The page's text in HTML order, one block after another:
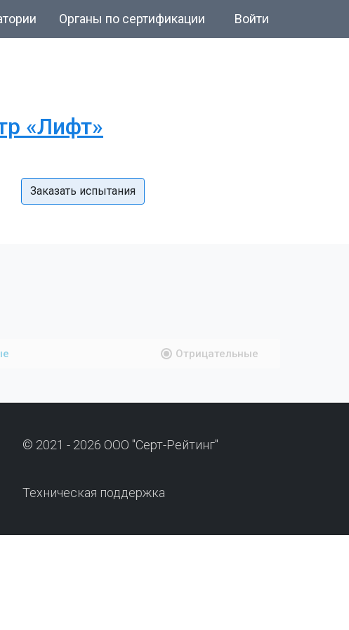
Органы по сертификации Войти
«Лифт»
Заказать испытания
Отрицательные
© 2021 - 2026 ООО "Серт-Рейтинг"
Техническая поддержка